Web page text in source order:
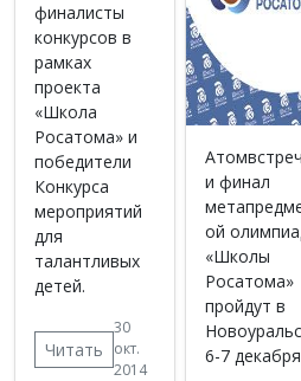
финалисты
конкурсов в
рамках
проекта
«Школа
Росатома» и
победители
Конкурса
мероприятий
для
талантливых
детей.
Читать
30
окт.
2014
и финал
ой
«Школы
Росатома»
пройдут в
6-7